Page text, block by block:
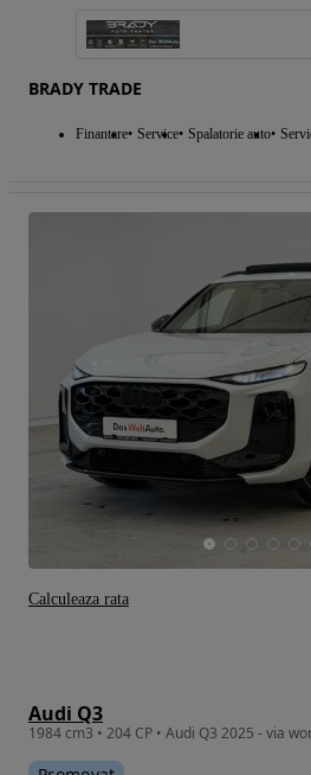
BRADY TRADE
Finantare Service Spalatorie auto
Audi Q3
1984 cm3 • 204 CP • Audi Q3 2025 - via
Calculeaza rata